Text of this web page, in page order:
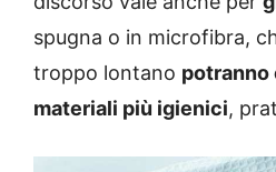
spugna o in microfibra,
troppo lontano potranno
materiali più igienici,